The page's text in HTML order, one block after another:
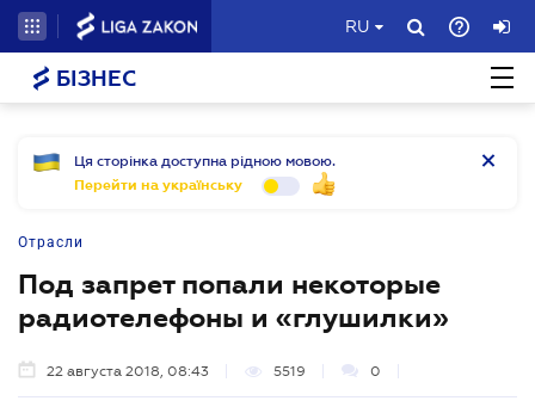
RU
БІЗНЕС
Ця сторінка доступна рідною мовою.
Перейти на українську
Отрасли
Под запрет попали некоторые
радиотелефоны и «глушилки»
22 августа 2018, 08:43 5519 0